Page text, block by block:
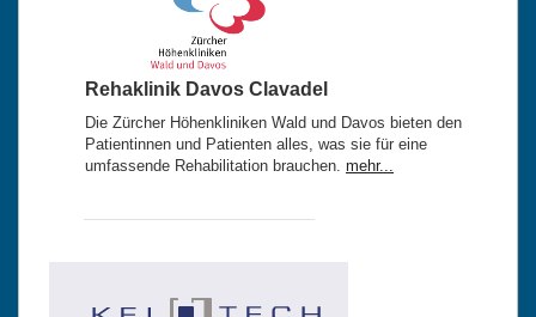
Rehaklinik Davos Clavadel
Die Zürcher Höhenkliniken Wald und Davos bieten den
Patientinnen und Patienten alles, was sie für eine
umfassende Rehabilitation brauchen. mehr...